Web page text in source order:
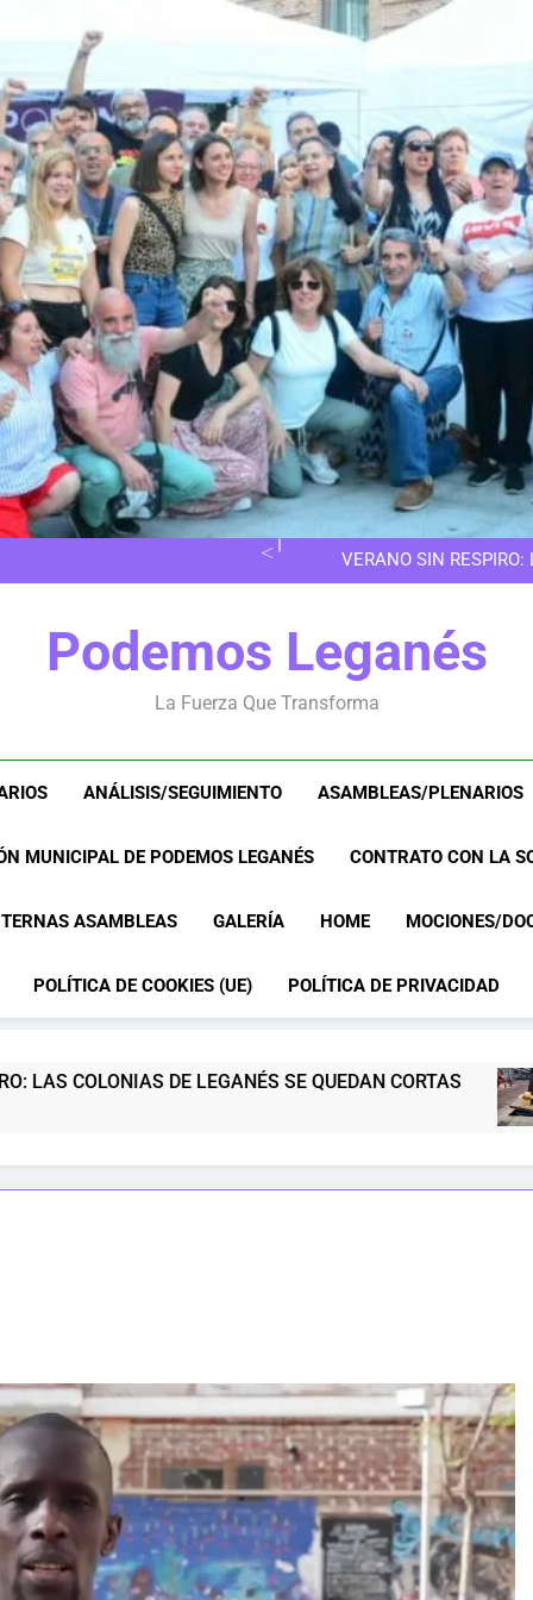
8M EN LEGANÉS: POR
EN LAS
VERANO SIN
VERANO SIN
Podemos Leganés
La Fuerza Que Transforma
ANÁLISIS/SEGUIMIENTO ASAMBLEAS/PLENARIOS
MUNICIPAL DE PODEMOS LEGANÉS CONTRATO CON LA
ASAMBLEAS GALERÍA HOME MOCIONES/
POLÍTICA DE COOKIES (UE) POLÍTICA DE PRIVACIDAD
LEGANÉS SE QUEDAN CORTAS NOS
5 Meses Atrás